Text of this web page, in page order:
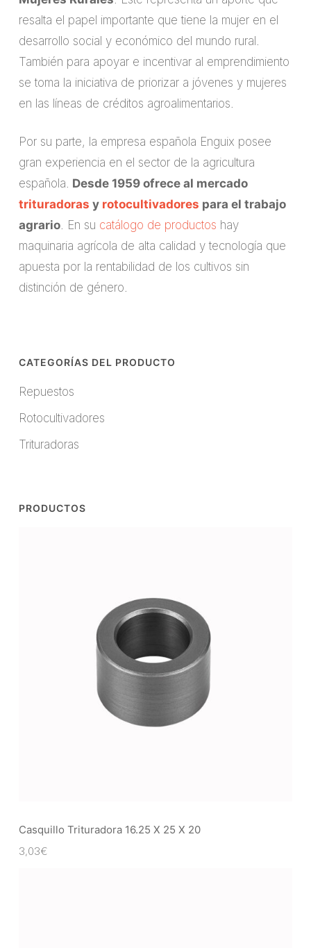
resalta el papel importante que tiene la mujer en el
desarrollo social y económico del mundo rural.
También para apoyar e incentivar al emprendimiento
se toma la iniciativa de priorizar a jóvenes y mujeres
en las líneas de créditos agroalimentarios.
Por su parte, la empresa española Enguix posee
gran experiencia en el sector de la agricultura
española. Desde 1959 ofrece al mercado
trituradoras y rotocultivadores para el trabajo
agrario. En su catálogo de productos hay
maquinaria agrícola de alta calidad y tecnología que
apuesta por la rentabilidad de los cultivos sin
distinción de género.
CATEGORÍAS DEL PRODUCTO
Repuestos
Rotocultivadores
Trituradoras
PRODUCTOS
Casquillo Trituradora 16.25 X 25 X 20
3,03€